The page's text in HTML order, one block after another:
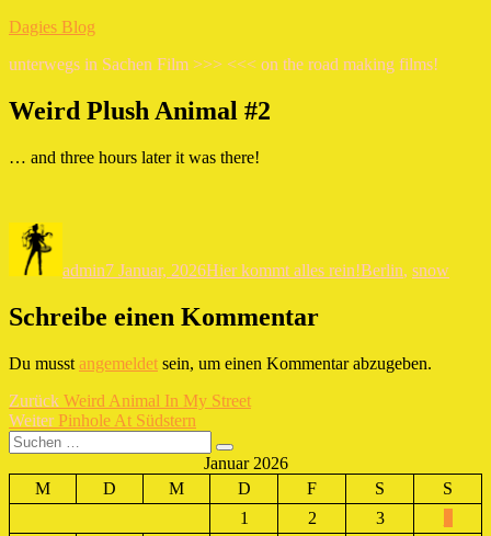
Zum
springen
Dagies Blog
unterwegs in Sachen Film >>> <<< on the road making films!
Weird Plush Animal #2
… and three hours later it was there!
admin7 Januar, 2026Hier kommt alles rein!Berlin, snow
Schreibe einen Kommentar
Du musst angemeldet sein, um einen Kommentar abzugeben.
Beitragsnavigation
Zurück Vorheriger
Beitrag:
Weird Animal In My Street
Weiter Nächster
Beitrag:
Pinhole At Südstern
Suchen
nach:
Suchen
Januar 2026
M
D M D F S
S
1
2 3